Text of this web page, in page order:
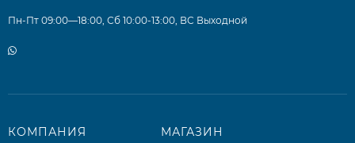
Пн-Пт 09:00—18:00, Сб 10:00-13:00, ВС Выходной
КОМПАНИЯ МАГАЗИН